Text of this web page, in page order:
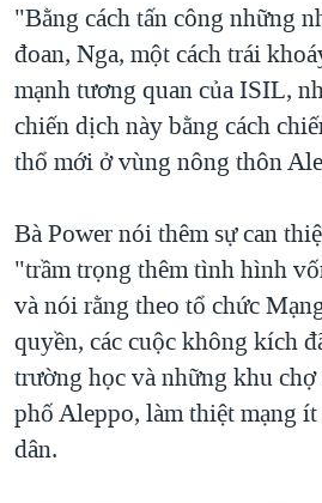
"Bằng cách tấn công những
đoan, Nga, một cách trái
mạnh tương quan của ISIL,
chiến dịch này bằng cách
thổ mới ở vùng nông thôn
Bà Power nói thêm sự can
"trầm trọng thêm tình hình
và nói rằng theo tổ chức
quyền, các cuộc không kích
trường học và những khu
phố Aleppo, làm thiệt mạng
dân.